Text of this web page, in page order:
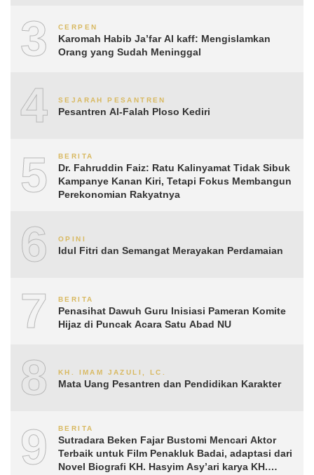
3 CERPEN
Karomah Habib Ja’far Al kaff: Mengislamkan
Orang yang Sudah Meninggal
4 SEJARAH PESANTREN
Pesantren Al-Falah Ploso Kediri
5 BERITA
Dr. Fahruddin Faiz: Ratu Kalinyamat Tidak Sibuk
Kampanye Kanan Kiri, Tetapi Fokus Membangun
Perekonomian Rakyatnya
6 OPINI
Idul Fitri dan Semangat Merayakan Perdamaian
7 BERITA
Penasihat Dawuh Guru Inisiasi Pameran Komite
Hijaz di Puncak Acara Satu Abad NU
8 KH. IMAM JAZULI, LC.
Mata Uang Pesantren dan Pendidikan Karakter
9 BERITA
Sutradara Beken Fajar Bustomi Mencari Aktor
Terbaik untuk Film Penakluk Badai, adaptasi dari
Novel Biografi KH. Hasyim Asy’ari karya KH.